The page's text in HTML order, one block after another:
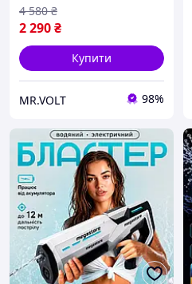
охолоджувач випарний
2 290₴
4 580 ₴
Купити
MR.VOLT 98%